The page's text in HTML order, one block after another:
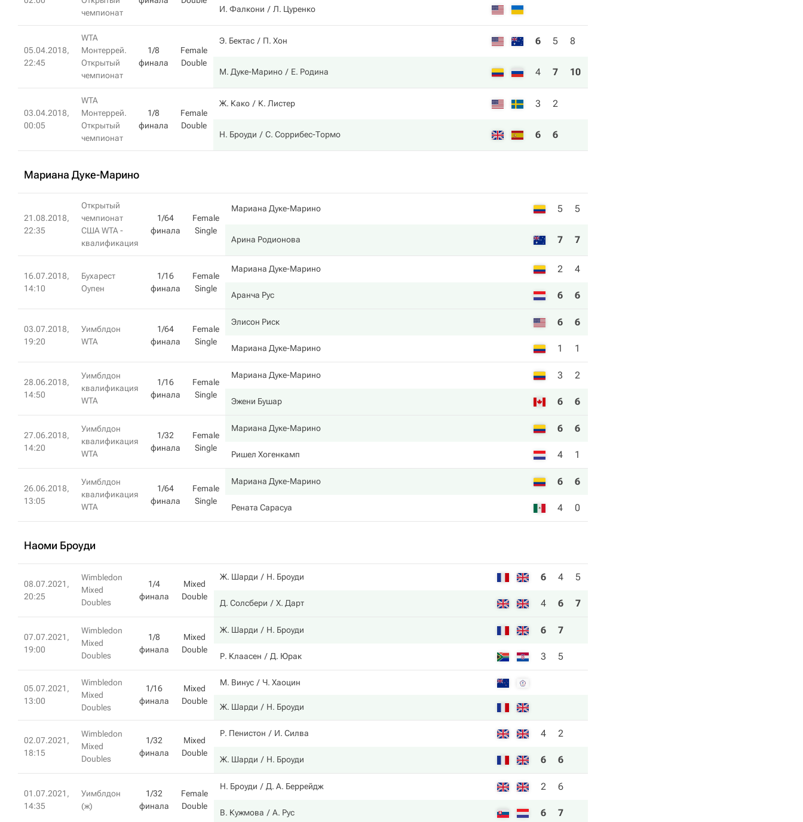
чемпионат
И. Фалкони Л. Цуренко
05.04.2018,
22:45
WTA
Монтеррей.
Открытый
чемпионат
1/8
финала
Female
Double
Э. Бектас П. Хон 6 5 8
М. Дуке-Марино Е. Родина 4 7 10
03.04.2018,
00:05
WTA
Монтеррей.
Открытый
чемпионат
1/8
финала
Female
Double
Ж. Како К. Листер 3 2
Н. Броуди С. Соррибес-Тормо 6 6
Мариана Дуке-Марино
21.08.2018,
22:35
Открытый
чемпионат
США WTA -
квалификация
1/64
финала
Female
Single
Мариана Дуке-Марино 5 5
Арина Родионова 7 7
16.07.2018,
14:10
Бухарест
Оупен
1/16
финала
Female
Single
Мариана Дуке-Марино 2 4
Аранча Рус 6 6
03.07.2018,
19:20
Уимблдон
WTA
1/64
финала
Female
Single
Элисон Риск 6 6
Мариана Дуке-Марино 1 1
28.06.2018,
14:50
Уимблдон
квалификация
WTA
1/16
финала
Female
Single
Мариана Дуке-Марино 3 2
Эжени Бушар 6 6
27.06.2018,
14:20
Уимблдон
квалификация
WTA
1/32
финала
Female
Single
Мариана Дуке-Марино 6 6
Ришел Хогенкамп 4 1
26.06.2018,
13:05
Уимблдон
квалификация
WTA
1/64
финала
Female
Single
Мариана Дуке-Марино 6 6
Рената Сарасуа 4 0
Наоми Броуди
08.07.2021,
20:25
Wimbledon
Mixed
Doubles
1/4
финала
Mixed
Double
Ж. Шарди Н. Броуди 6 4 5
Д. Солсбери Х. Дарт 4 6 7
07.07.2021,
19:00
Wimbledon
Mixed
Doubles
1/8
финала
Mixed
Double
Ж. Шарди Н. Броуди 6 7
Р. Клаасен Д. Юрак 3 5
05.07.2021,
13:00
Wimbledon
Mixed
Doubles
1/16
финала
Mixed
Double
М. Винус Ч. Хаоцин
Ж. Шарди Н. Броуди
02.07.2021,
18:15
Wimbledon
Mixed
Doubles
1/32
финала
Mixed
Double
Р. Пенистон И. Силва 4 2
Ж. Шарди Н. Броуди 6 6
01.07.2021,
14:35
Уимблдон
(ж)
1/32
финала
Female
Double
Н. Броуди Д. А. Беррейдж 2 6
В. Кужмова А. Рус 6 7